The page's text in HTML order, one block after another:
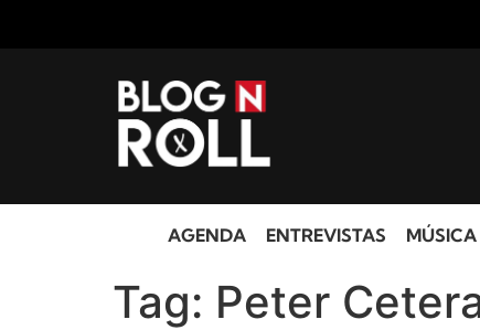
AGENDA ENTREVISTAS MÚSICA
Tag: Peter